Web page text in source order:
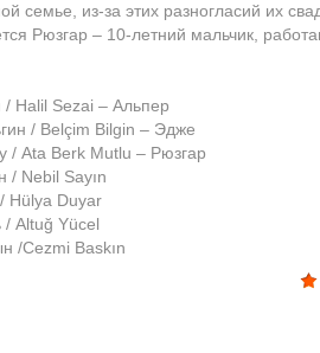
семье, из-за этих разногласий их
Рюзгар – 10-летний мальчик,
Halil Sezai – Альпер
/ Belçim Bilgin – Эдже
/ Ata Berk Mutlu – Рюзгар
/ Nebil Sayın
Hülya Duyar
Altuğ Yücel
/Cezmi Baskın